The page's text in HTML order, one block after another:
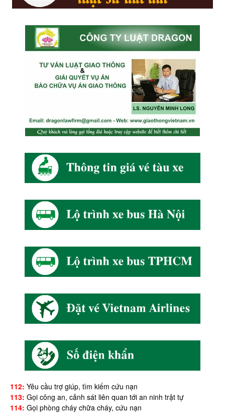
112: Yêu cầu trợ giúp, tìm kiếm cứu nạn
113: Gọi công an, cảnh sát liên quan tới an ninh trật tự
114: Gọi phòng cháy chữa cháy, cứu nạn